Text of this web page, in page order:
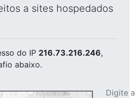
a sites hospedados
do IP 216.73.216.246,
abaixo.
Digite